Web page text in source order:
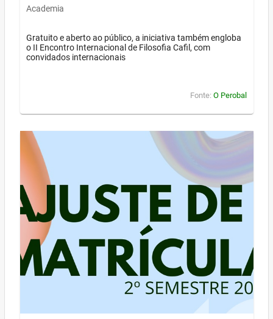
Academia
Gratuito e aberto ao público, a iniciativa também engloba
o II Encontro Internacional de Filosofia Cafil, com
convidados internacionais
Fonte: O Perobal